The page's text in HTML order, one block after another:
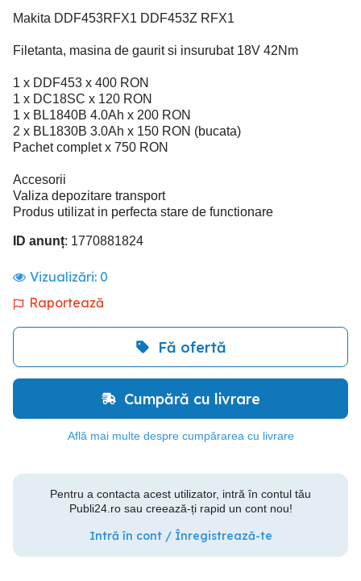
Makita DDF453RFX1 DDF453Z RFX1
Filetanta, masina de gaurit si insurubat 18V 42Nm
1 x DDF453 x 400 RON
1 x DC18SC x 120 RON
1 x BL1840B 4.0Ah x 200 RON
2 x BL1830B 3.0Ah x 150 RON (bucata)
Pachet complet x 750 RON
Accesorii
Valiza depozitare transport
Produs utilizat in perfecta stare de functionare
ID anunț: 1770881824
Vizualizări: 0
Raportează
Fă ofertă
Cumpără cu livrare
Află mai multe despre cumpărarea cu livrare
Pentru a contacta acest utilizator, intră în contul tău
Publi24.ro sau creează-ți rapid un cont nou!
Intră în cont / Înregistrează-te